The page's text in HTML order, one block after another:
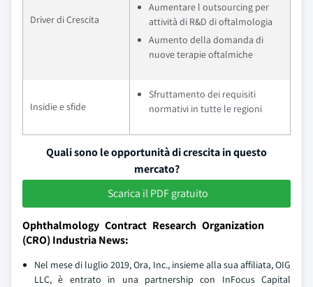
Driver di Crescita
Aumentare l outsourcing per
attività di R&D di oftalmologia
Aumento della domanda di
nuove terapie oftalmiche
Insidie e sfide
Sfruttamento dei requisiti
normativi in tutte le regioni
Quali sono le opportunità di crescita in questo
mercato?
Scarica il PDF gratuito
Ophthalmology Contract Research Organization
(CRO) Industria News:
Nel mese di luglio 2019, Ora, Inc., insieme alla sua affiliata, OIG
LLC, è entrato in una partnership con InFocus Capital